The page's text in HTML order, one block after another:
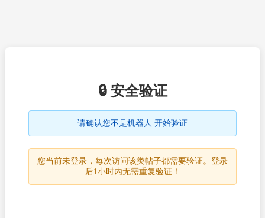
🔒 安全验证
请确认您不是机器人 开始验证
您当前未登录，每次访问该类帖子都需要验证。登录
后1小时内无需重复验证！